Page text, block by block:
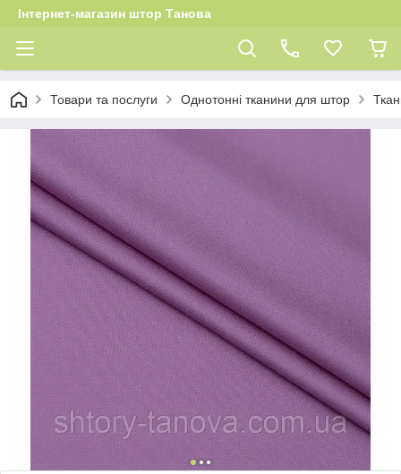
Інтернет-магазин штор Танова
Товари та послуги Однотонні тканини для штор